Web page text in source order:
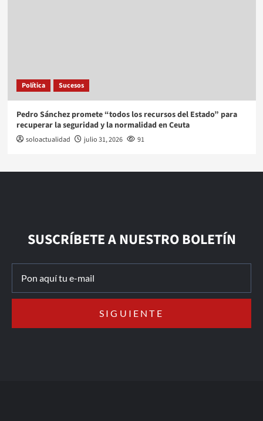
Política Sucesos
Pedro Sánchez promete “todos los recursos del Estado” para
recuperar la seguridad y la normalidad en Ceuta
soloactualidad julio 31, 2026 91
SUSCRÍBETE A NUESTRO BOLETÍN